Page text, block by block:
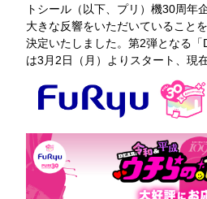
トシール（以下、プリ）機30周年
大きな反響をいただいていること
決定いたしました。第2弾となる
は3月2日（月）よりスタート、現